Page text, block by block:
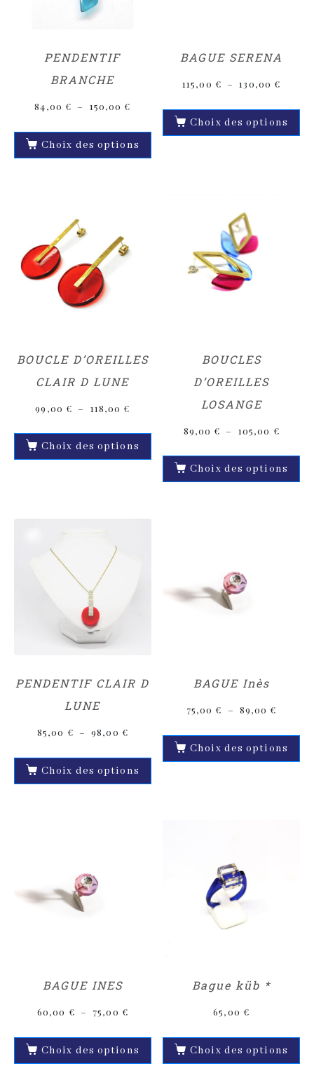
PENDENTIF
BRANCHE
84,00 € – 150,00 €
Choix des options
BAGUE SERENA
115,00 € – 130,00 €
Choix des options
BOUCLE D’OREILLES
CLAIR D LUNE
99,00 € – 118,00 €
Choix des options
BOUCLES
D’OREILLES
LOSANGE
89,00 € – 105,00 €
Choix des options
PENDENTIF CLAIR D
LUNE
85,00 € – 98,00 €
Choix des options
BAGUE Inès
75,00 € – 89,00 €
Choix des options
BAGUE INES
60,00 € – 75,00 €
Choix des options
Bague küb *
65,00 €
Choix des options